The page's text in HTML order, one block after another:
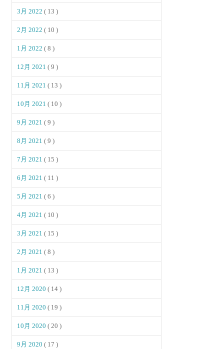
3月 2022( 13 )
2月 2022( 10 )
1月 2022( 8 )
12月 2021( 9 )
11月 2021( 13 )
10月 2021( 10 )
9月 2021( 9 )
8月 2021( 9 )
7月 2021( 15 )
6月 2021( 11 )
5月 2021( 6 )
4月 2021( 10 )
3月 2021( 15 )
2月 2021( 8 )
1月 2021( 13 )
12月 2020( 14 )
11月 2020( 19 )
10月 2020( 20 )
9月 2020( 17 )